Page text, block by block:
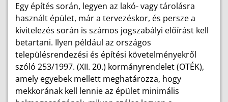
Egy építés során, legyen az lakó- vagy tárolásra
használt épület, már a tervezéskor, és persze a
kivitelezés során is számos jogszabályi előírást kell
betartani. Ilyen például az országos
településrendezési és építési követelményekről
szóló 253/1997. (XII. 20.) kormányrendelet (OTÉK),
amely egyebek mellett meghatározza, hogy
mekkorának kell lennie az épület minimális